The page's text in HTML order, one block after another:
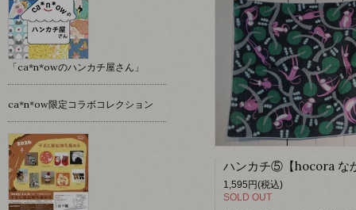
1,595円(税込)
SOLD OUT
「ca*n*owのハンカチ屋さん」
ca*n*ow限定コラボコレクション